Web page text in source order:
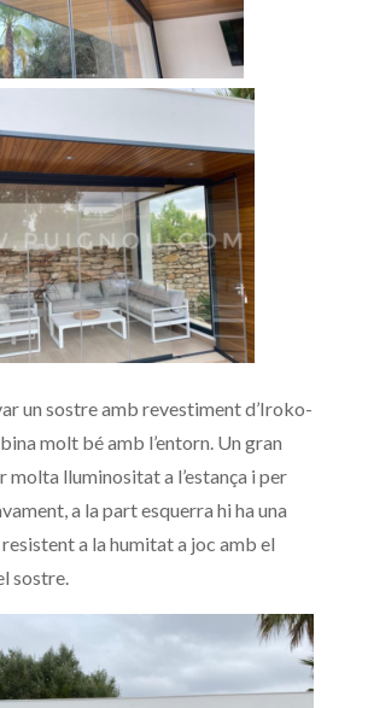
un sostre amb revestiment d’Iroko-
molt bé amb l’entorn. Un gran
molta lluminositat a l’estança i per
a la part esquerra hi ha una
a la humitat a joc amb el
sostre.